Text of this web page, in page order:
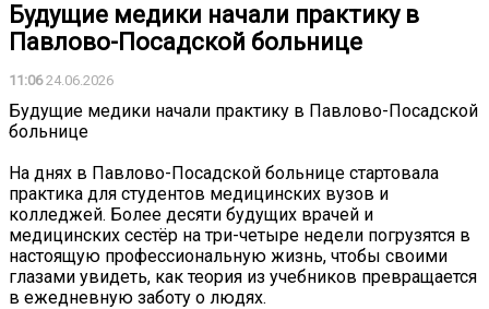
Будущие медики начали практику в
Павлово-Посадской больнице
11:0624.06.2026
Будущие медики начали практику в Павлово-Посадской
больнице
На днях в Павлово-Посадской больнице стартовала
практика для студентов медицинских вузов и
колледжей. Более десяти будущих врачей и
медицинских сестёр на три-четыре недели погрузятся в
настоящую профессиональную жизнь, чтобы своими
глазами увидеть, как теория из учебников превращается
в ежедневную заботу о людях.